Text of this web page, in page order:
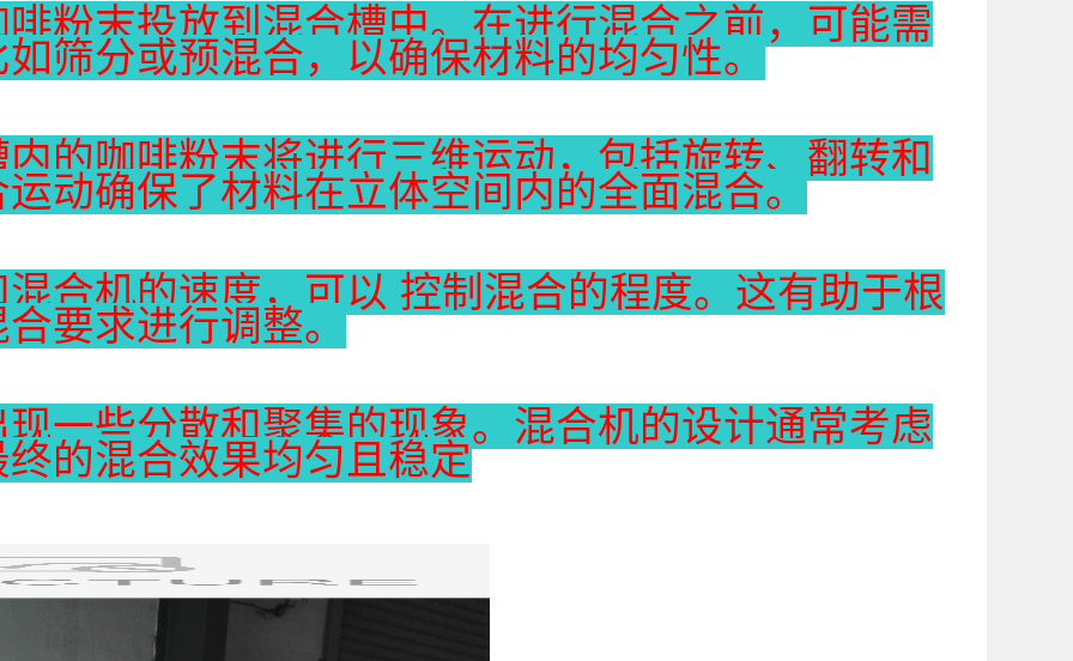
粉末投放到混合槽中。在进行混合之前，可能需
筛分或预混合，以确保材料的均匀性。
的咖啡粉末将进行三维运动，包括旋转、翻转和
动确保了材料在立体空间内的全面混合。
合机的速度，可以 控制混合的程度。这有助于根
要求进行调整。
一些分散和聚集的现象。混合机的设计通常考虑
的混合效果均匀且稳定